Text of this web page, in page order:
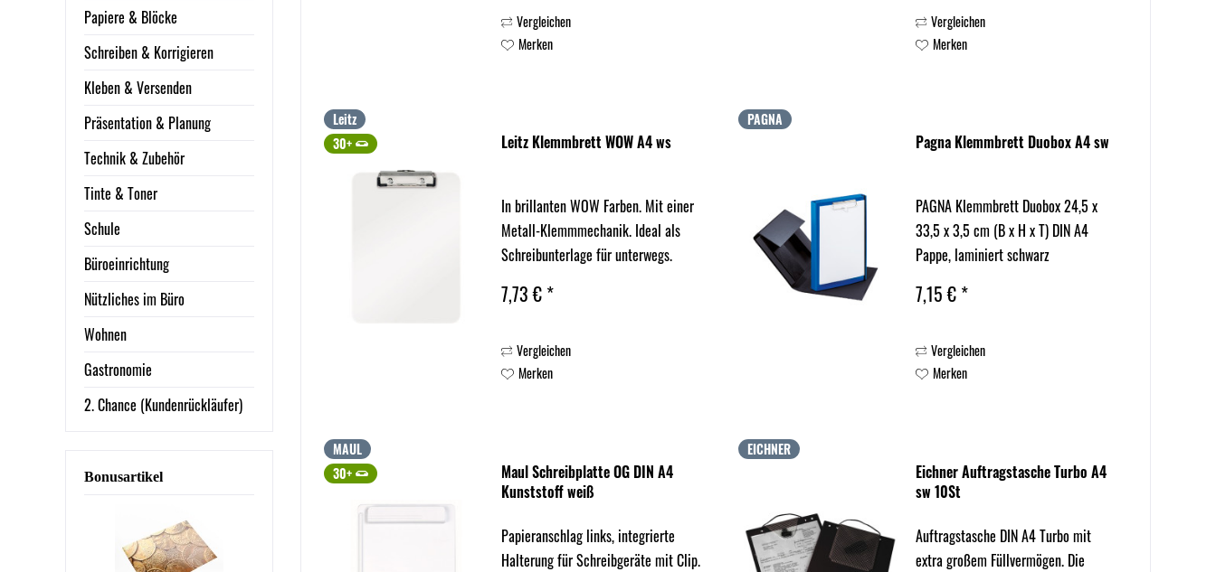
Papiere & Blöcke
Schreiben & Korrigieren
Kleben & Versenden
Präsentation & Planung
Technik & Zubehör
Tinte & Toner
Schule
Büroeinrichtung
Nützliches im Büro
Wohnen
Gastronomie
2. Chance (Kundenrückläufer)
Bonusartikel
Vergleichen
Merken
Vergleichen
Merken
Leitz
30+
Leitz Klemmbrett WOW A4 ws
In brillanten WOW Farben. Mit einer
Metall-Klemmmechanik. Ideal als
Schreibunterlage für unterwegs.
7,73 € *
Vergleichen
Merken
PAGNA
Pagna Klemmbrett Duobox A4 sw
PAGNA Klemmbrett Duobox 24,5 x
33,5 x 3,5 cm (B x H x T) DIN A4
Pappe, laminiert schwarz
7,15 € *
Vergleichen
Merken
MAUL
30+
Maul Schreibplatte OG DIN A4
Kunststoff weiß
Papieranschlag links, integrierte
Halterung für Schreibgeräte mit Clip.
EICHNER
Eichner Auftragstasche Turbo A4
sw 10St
Auftragstasche DIN A4 Turbo mit
extra großem Füllvermögen. Die